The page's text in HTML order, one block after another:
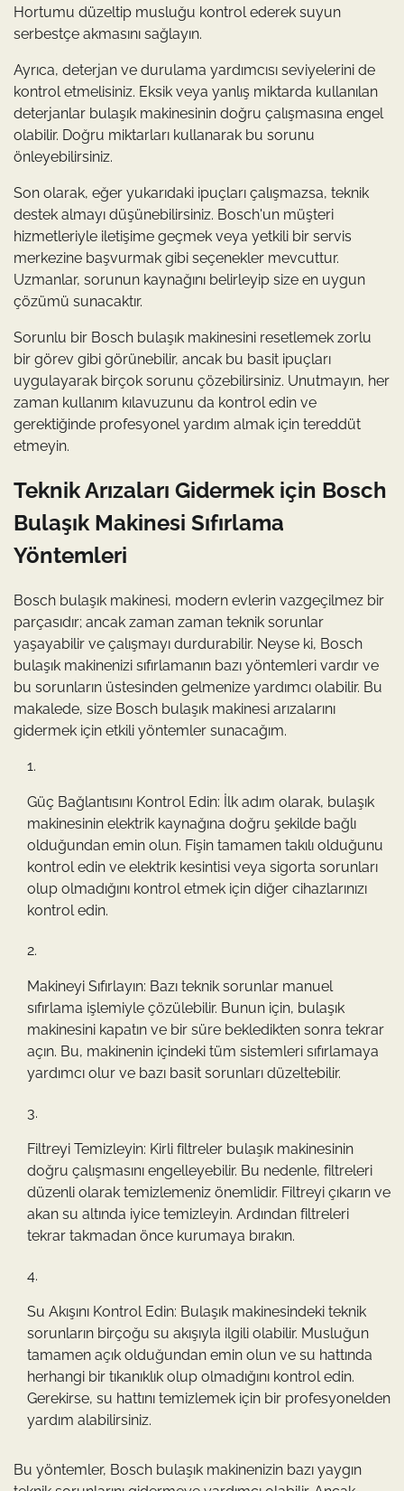
Hortumu düzeltip musluğu kontrol ederek suyun
serbestçe akmasını sağlayın.
Ayrıca, deterjan ve durulama yardımcısı seviyelerini de
kontrol etmelisiniz. Eksik veya yanlış miktarda kullanılan
deterjanlar bulaşık makinesinin doğru çalışmasına engel
olabilir. Doğru miktarları kullanarak bu sorunu
önleyebilirsiniz.
Son olarak, eğer yukarıdaki ipuçları çalışmazsa, teknik
destek almayı düşünebilirsiniz. Bosch'un müşteri
hizmetleriyle iletişime geçmek veya yetkili bir servis
merkezine başvurmak gibi seçenekler mevcuttur.
Uzmanlar, sorunun kaynağını belirleyip size en uygun
çözümü sunacaktır.
Sorunlu bir Bosch bulaşık makinesini resetlemek zorlu
bir görev gibi görünebilir, ancak bu basit ipuçları
uygulayarak birçok sorunu çözebilirsiniz. Unutmayın, her
zaman kullanım kılavuzunu da kontrol edin ve
gerektiğinde profesyonel yardım almak için tereddüt
etmeyin.
Teknik Arızaları Gidermek için Bosch
Bulaşık Makinesi Sıfırlama
Yöntemleri
Bosch bulaşık makinesi, modern evlerin vazgeçilmez bir
parçasıdır; ancak zaman zaman teknik sorunlar
yaşayabilir ve çalışmayı durdurabilir. Neyse ki, Bosch
bulaşık makinenizi sıfırlamanın bazı yöntemleri vardır ve
bu sorunların üstesinden gelmenize yardımcı olabilir. Bu
makalede, size Bosch bulaşık makinesi arızalarını
gidermek için etkili yöntemler sunacağım.
Güç Bağlantısını Kontrol Edin: İlk adım olarak, bulaşık
makinesinin elektrik kaynağına doğru şekilde bağlı
olduğundan emin olun. Fişin tamamen takılı olduğunu
kontrol edin ve elektrik kesintisi veya sigorta sorunları
olup olmadığını kontrol etmek için diğer cihazlarınızı
kontrol edin.
Makineyi Sıfırlayın: Bazı teknik sorunlar manuel
sıfırlama işlemiyle çözülebilir. Bunun için, bulaşık
makinesini kapatın ve bir süre bekledikten sonra tekrar
açın. Bu, makinenin içindeki tüm sistemleri sıfırlamaya
yardımcı olur ve bazı basit sorunları düzeltebilir.
Filtreyi Temizleyin: Kirli filtreler bulaşık makinesinin
doğru çalışmasını engelleyebilir. Bu nedenle, filtreleri
düzenli olarak temizlemeniz önemlidir. Filtreyi çıkarın ve
akan su altında iyice temizleyin. Ardından filtreleri
tekrar takmadan önce kurumaya bırakın.
Su Akışını Kontrol Edin: Bulaşık makinesindeki teknik
sorunların birçoğu su akışıyla ilgili olabilir. Musluğun
tamamen açık olduğundan emin olun ve su hattında
herhangi bir tıkanıklık olup olmadığını kontrol edin.
Gerekirse, su hattını temizlemek için bir profesyonelden
yardım alabilirsiniz.
Bu yöntemler, Bosch bulaşık makinenizin bazı yaygın